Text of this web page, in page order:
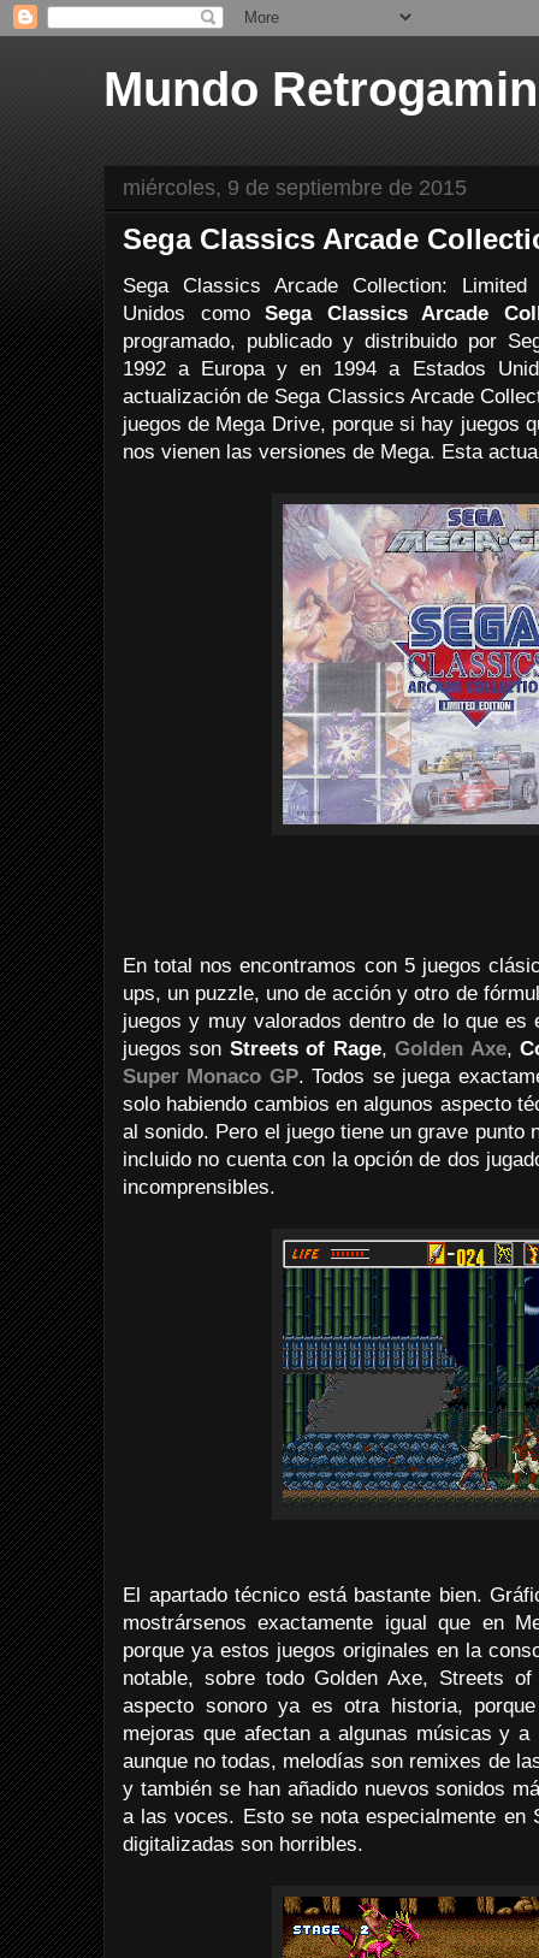
Mundo
miércoles, 9 de septiembre de 2015
Sega Classics Arcade
Sega Classics Arcade Collection:
Unidos comoSega Classics Arcade
programado, publicado y distribuido por
1992 a Europa y en 1994 a Estados
actualización de Sega Classics Arcade
juegos de Mega Drive, porque si hay juegos
nos vienen las versiones de Mega. Esta
En total nos encontramos con 5 juegos
ups, un puzzle, uno de acción y otro de
juegos y muy valorados dentro de lo que
juegos son Streets of Rage,Golden Axe,
Super Monaco GP. Todos se juega
solo habiendo cambios en algunos aspecto
al sonido. Pero el juego tiene un grave punto
incluido no cuenta con la opción de dos
incomprensibles.
El apartado técnico está bastante bien.
mostrársenos exactamente igual que en
porque ya estos juegos originales en la
notable, sobre todo Golden Axe, Streets
aspecto sonoro ya es otra historia,
mejoras que afectan a algunas músicas y
aunque no todas, melodías son remixes de
y también se han añadido nuevos sonidos
a las voces. Esto se nota especialmente en
digitalizadas son horribles.